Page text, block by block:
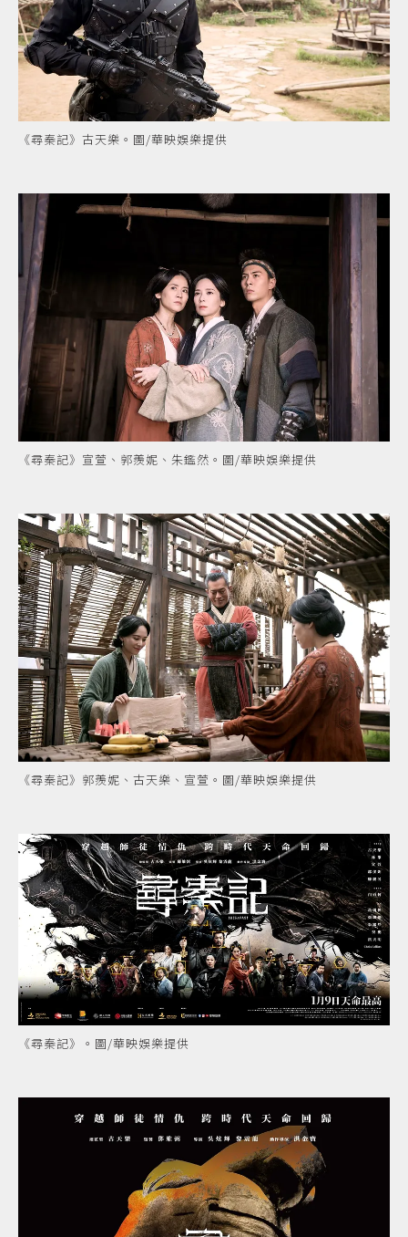
《尋秦記》古天樂。圖/華映娛樂提供
《尋秦記》宣萱、郭羨妮、朱鑑然。圖/華映娛樂提供
《尋秦記》郭羨妮、古天樂、宣萱。圖/華映娛樂提供
《尋秦記》。圖/華映娛樂提供